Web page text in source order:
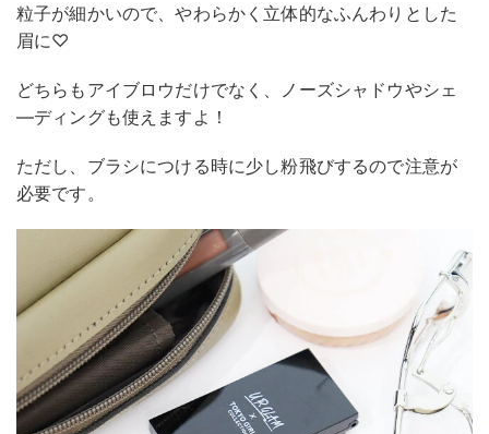
粒子が細かいので、やわらかく立体的なふんわりとした
眉に♡
どちらもアイブロウだけでなく、ノーズシャドウやシェ
―ディングも使えますよ！
ただし、ブラシにつける時に少し粉飛びするので注意が
必要です。